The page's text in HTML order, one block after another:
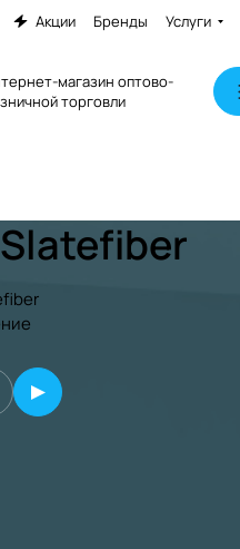
Акции Бренды Услуги
магазин оптово-
торговли